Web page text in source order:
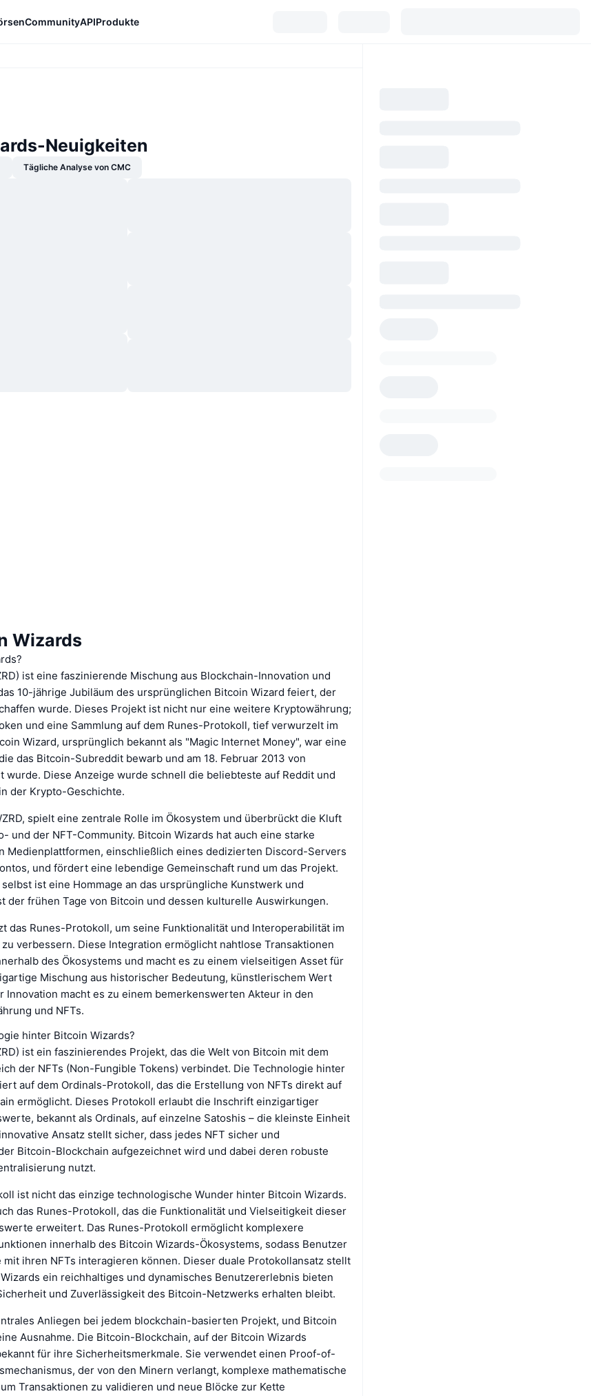
CommunityAPIProdukte
Neuigkeiten
Tägliche Analyse von CMC
Wizards
ist eine faszinierende Mischung aus Blockchain-Innovation und
10-jährige Jubiläum des ursprünglichen Bitcoin Wizard feiert, der
wurde. Dieses Projekt ist nicht nur eine weitere Kryptowährung;
und eine Sammlung auf dem Runes-Protokoll, tief verwurzelt im
Wizard, ursprünglich bekannt als "Magic Internet Money", war eine
das Bitcoin-Subreddit bewarb und am 18. Februar 2013 von
wurde. Diese Anzeige wurde schnell die beliebteste auf Reddit und
der Krypto-Geschichte.
spielt eine zentrale Rolle im Ökosystem und überbrückt die Kluft
und der NFT-Community. Bitcoin Wizards hat auch eine starke
Medienplattformen, einschließlich eines dedizierten Discord-Servers
und fördert eine lebendige Gemeinschaft rund um das Projekt.
ist eine Hommage an das ursprüngliche Kunstwerk und
der frühen Tage von Bitcoin und dessen kulturelle Auswirkungen.
das Runes-Protokoll, um seine Funktionalität und Interoperabilität im
verbessern. Diese Integration ermöglicht nahtlose Transaktionen
des Ökosystems und macht es zu einem vielseitigen Asset für
Mischung aus historischer Bedeutung, künstlerischem Wert
Innovation macht es zu einem bemerkenswerten Akteur in den
und NFTs.
hinter Bitcoin Wizards?
ist ein faszinierendes Projekt, das die Welt von Bitcoin mit dem
der NFTs (Non-Fungible Tokens) verbindet. Die Technologie hinter
auf dem Ordinals-Protokoll, das die Erstellung von NFTs direkt auf
ermöglicht. Dieses Protokoll erlaubt die Inschrift einzigartiger
bekannt als Ordinals, auf einzelne Satoshis – die kleinste Einheit
Ansatz stellt sicher, dass jedes NFT sicher und
Bitcoin-Blockchain aufgezeichnet wird und dabei deren robuste
nutzt.
ist nicht das einzige technologische Wunder hinter Bitcoin Wizards.
das Runes-Protokoll, das die Funktionalität und Vielseitigkeit dieser
erweitert. Das Runes-Protokoll ermöglicht komplexere
innerhalb des Bitcoin Wizards-Ökosystems, sodass Benutzer
mit ihren NFTs interagieren können. Dieser duale Protokollansatz stellt
ein reichhaltiges und dynamisches Benutzererlebnis bieten
und Zuverlässigkeit des Bitcoin-Netzwerks erhalten bleibt.
Anliegen bei jedem blockchain-basierten Projekt, und Bitcoin
Ausnahme. Die Bitcoin-Blockchain, auf der Bitcoin Wizards
für ihre Sicherheitsmerkmale. Sie verwendet einen Proof-of-
der von den Minern verlangt, komplexe mathematische
Transaktionen zu validieren und neue Blöcke zur Kette